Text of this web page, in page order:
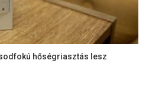
hőségriasztás lesz